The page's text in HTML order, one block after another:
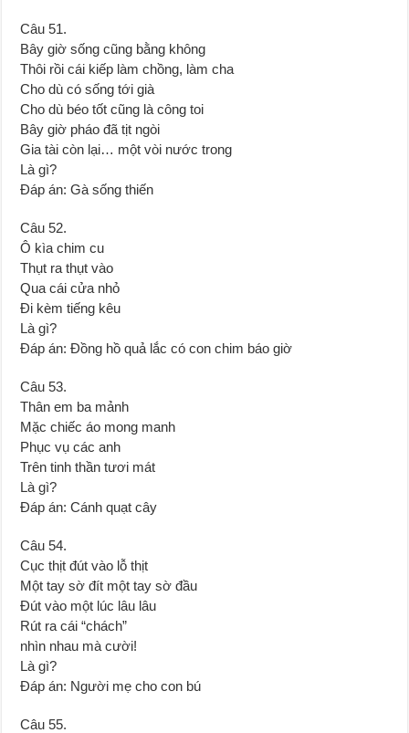
Câu 51.
Bây giờ sống cũng bằng không
Thôi rồi cái kiếp làm chồng, làm cha
Cho dù có sống tới già
Cho dù béo tốt cũng là công toi
Bây giờ pháo đã tịt ngòi
Gia tài còn lại… một vòi nước trong
Là gì?
Đáp án: Gà sống thiến
Câu 52.
Ô kìa chim cu
Thụt ra thụt vào
Qua cái cửa nhỏ
Đi kèm tiếng kêu
Là gì?
Đáp án: Ðồng hồ quả lắc có con chim báo giờ
Câu 53.
Thân em ba mảnh
Mặc chiếc áo mong manh
Phục vụ các anh
Trên tinh thần tươi mát
Là gì?
Đáp án: Cánh quạt cây
Câu 54.
Cục thịt đút vào lỗ thịt
Một tay sờ đít một tay sờ đầu
Đút vào một lúc lâu lâu
Rút ra cái “chách”
nhìn nhau mà cười!
Là gì?
Đáp án: Người mẹ cho con bú
Câu 55.